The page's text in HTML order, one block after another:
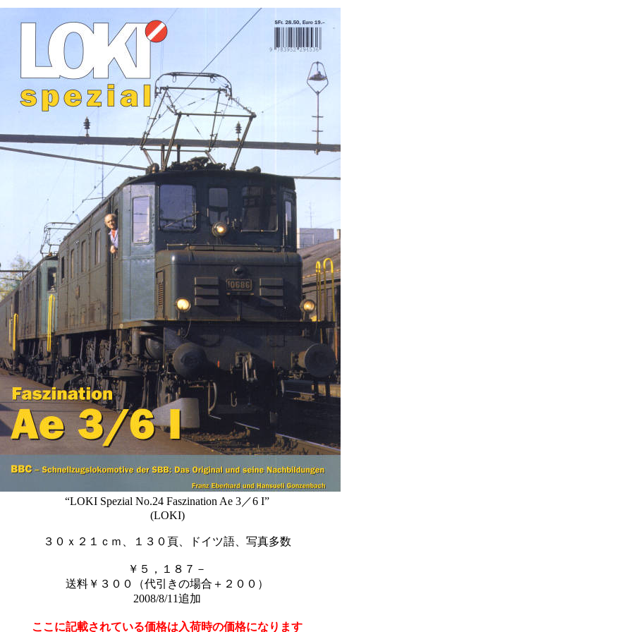
“LOKI Spezial No.24 Faszination Ae 3／6 I”
(LOKI)
３０ｘ２１ｃｍ、１３０頁、ドイツ語、写真多数
￥５，１８７－
送料￥３００（代引きの場合＋２００）
2008/8/11追加
ここに記載されている価格は入荷時の価格になります